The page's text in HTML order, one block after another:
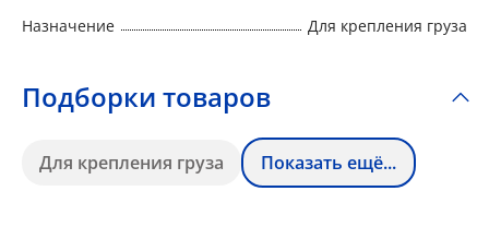
Назначение
Для крепления груза
Подборки товаров
Для крепления груза Показать ещё...